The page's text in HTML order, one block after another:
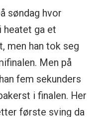
søndag hvor
heatet ga et
men han tok seg
Men på
fem sekunders
i finalen. Her
første sving da